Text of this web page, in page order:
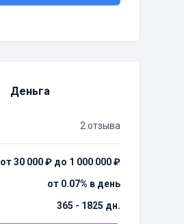
Деньга
2 отзыва
от 30 000 ₽ до 1 000 000 ₽
от 0.07% в день
365 - 1825 дн.